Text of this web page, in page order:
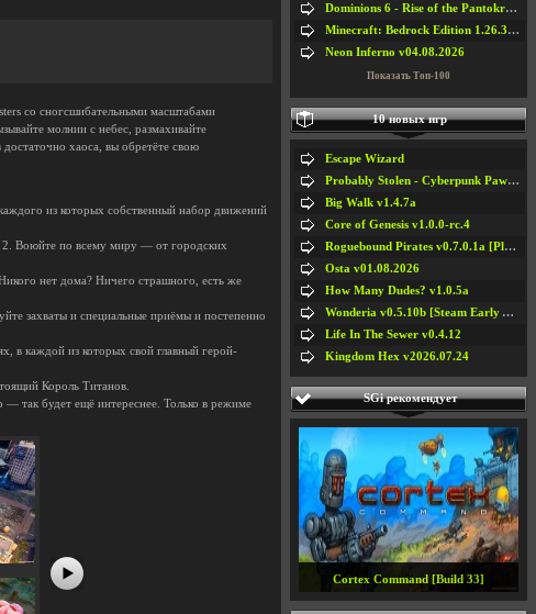
со сногсшибательными масштабами
молнии с небес, размахивайте
хаоса, вы обретёте свою
из которых собственный набор движений
Воюйте по всему миру — от городских
нет дома? Ничего страшного, есть же
захваты и специальные приёмы и постепенно
каждой из которых свой главный герой-
Король Титанов.
будет ещё интереснее. Только в режиме
#8
Dominions 6 - Rise of the Pantokrator v6.35a
Minecraft: Bedrock Edition 1.26.33.1a / + TLauncher v2.89
Neon Inferno v04.08.2026
Показать Топ-100
10 новых игр
Escape Wizard
Probably Stolen - Cyberpunk Pawnshop Simulator v048c [Playtest]
Big Walk v1.4.7a
Core of Genesis v1.0.0-rc.4
Roguebound Pirates v0.7.0.1a [Playtest]
Osta v01.08.2026
How Many Dudes? v1.0.5a
Wonderia v0.5.10b [Steam Early Access]
Life In The Sewer v0.4.12
Kingdom Hex v2026.07.24
SGi рекомендует
Cortex Command [Build 33]